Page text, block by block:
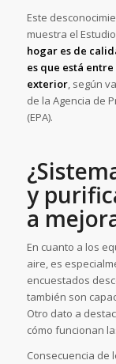
Este
muestra el
hogar es de
es que está
exterior, según
de la Agencia de
(EPA).
y
a
En cuanto a los
aire, es
encuestados
también son
Otro dato a
cómo funcionan
Consecuencia de